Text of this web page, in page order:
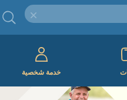
خدمة شخصية